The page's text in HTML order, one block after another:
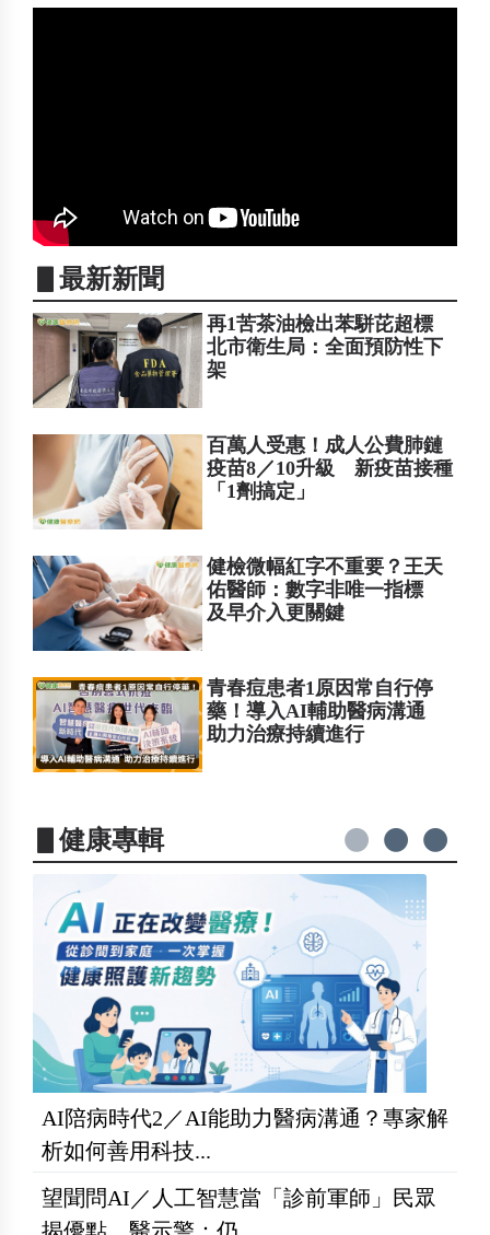
▋最新新聞
再1苦茶油檢出苯駢芘超標
北市衛生局：全面預防性下
架
百萬人受惠！成人公費肺鏈
疫苗8／10升級 新疫苗接種
「1劑搞定」
健檢微幅紅字不重要？王天
佑醫師：數字非唯一指標
及早介入更關鍵
青春痘患者1原因常自行停
藥！導入AI輔助醫病溝通
助力治療持續進行
▋健康專輯
AI陪病時代2／AI能助力醫病溝通？專家解
析如何善用科技...
望聞問AI／人工智慧當「診前軍師」民眾
揭優點 醫示警：仍...